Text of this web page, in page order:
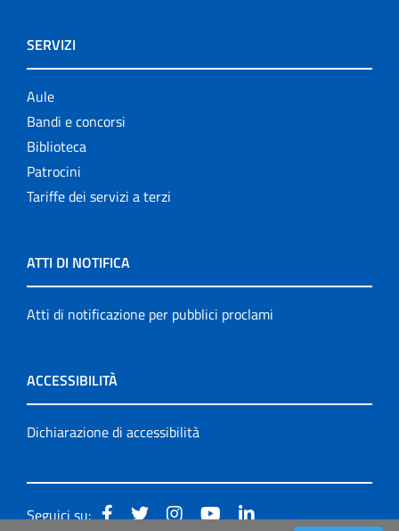
SERVIZI
Aule
Bandi e concorsi
Biblioteca
Patrocini
Tariffe dei servizi a terzi
ATTI DI NOTIFICA
Atti di notificazione per pubblici proclami
ACCESSIBILITÀ
Dichiarazione di accessibilità
Seguici su: